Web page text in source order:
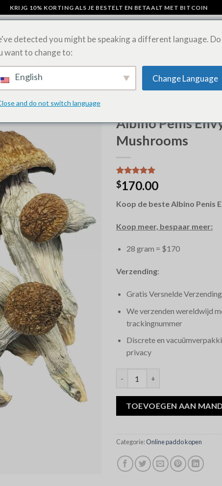
KRIJG 10% KORTING ALS JE BESTELT EN BETAALT MET BITCOIN
CHOCOLADE REPEN LSD-VELLEN ONLINE KOPEN
Albino Penis
Mushrooms
Waardering
5.00op 5
op
12
$170.00
Koop de beste Albino Penis
Koop meer, bespaar meer:
28 gram = $170
Verzending:
Gratis Versnelde Verzending
We verzenden wereldwijd
trackingnummer
Discrete en
privacy
TOEVOEGEN AAN
Categorie:Online paddo kopen
detected you might be speaking a different language. Do
want to change to:
English Change Language
and do not switch language